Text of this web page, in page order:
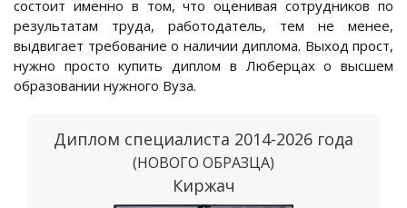
состоит именно в том, что оценивая сотрудников по
результатам труда, работодатель, тем не менее,
выдвигает требование о наличии диплома. Выход прост,
нужно просто купить диплом в Люберцах о высшем
образовании нужного Вуза.
Диплом специалиста 2014-2026 года
(НОВОГО ОБРАЗЦА)
Киржач